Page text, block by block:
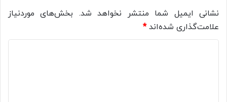
نشانی ایمیل شما منتشر نخواهد شد. بخش‌های موردنیاز
علامت‌گذاری شده‌اند*